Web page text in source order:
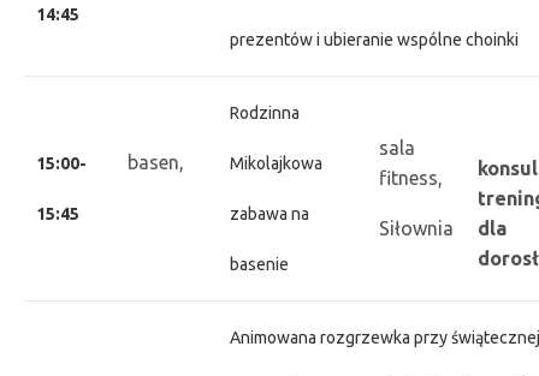
14:45
prezentówi ubieranie wspólne choinki
15:00-
15:45
basen,
Rodzinna
Mikolajkowa
zabawa na
basenie
sala
fitness,
Siłownia
dla
Animowana rozgrzewka przy